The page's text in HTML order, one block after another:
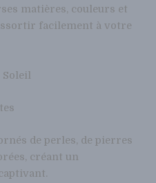
matières, couleurs et
facilement à votre
Soleil
de perles, de pierres
créant un